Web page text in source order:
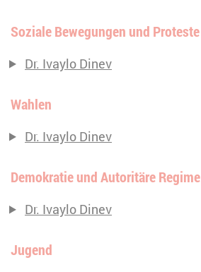
Soziale Bewegungen und Proteste
Dr. Ivaylo Dinev
Wahlen
Dr. Ivaylo Dinev
Demokratie und Autoritäre Regime
Dr. Ivaylo Dinev
Jugend